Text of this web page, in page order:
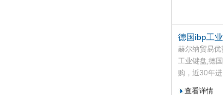
德国ibp工
赫尔纳贸易
工业键盘,德
购，近30年
查看详情